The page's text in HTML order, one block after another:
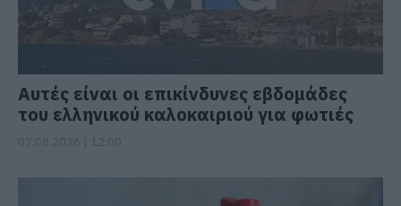
Αυτές είναι οι επικίνδυνες εβδομάδες
του ελληνικού καλοκαιριού για φωτιές